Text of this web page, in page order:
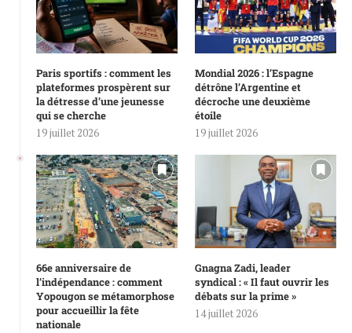
Paris sportifs : comment les
plateformes prospèrent sur
la détresse d’une jeunesse
qui se cherche
19 juillet 2026
Mondial 2026 : l’Espagne
détrône l’Argentine et
décroche une deuxième
étoile
19 juillet 2026
66e anniversaire de
l’indépendance : comment
Yopougon se métamorphose
pour accueillir la fête
nationale
Gnagna Zadi, leader
syndical : « Il faut ouvrir les
débats sur la prime »
14 juillet 2026